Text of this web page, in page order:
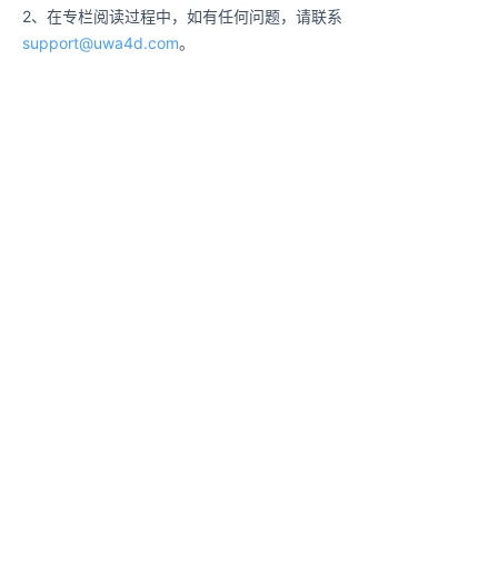
2、在专栏阅读过程中，如有任何问题，请联系
support@uwa4d.com。